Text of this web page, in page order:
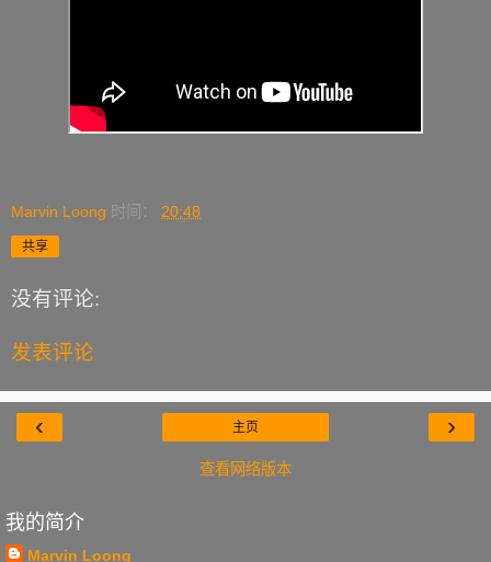
Marvin Loong 时间： 20:48
共享
没有评论:
发表评论
‹ ›
主页
查看网络版本
我的简介
Marvin Loong